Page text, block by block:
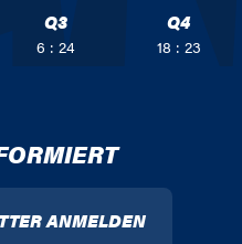
Q3
6 : 24
Q4
18 : 23
ANMELDEN